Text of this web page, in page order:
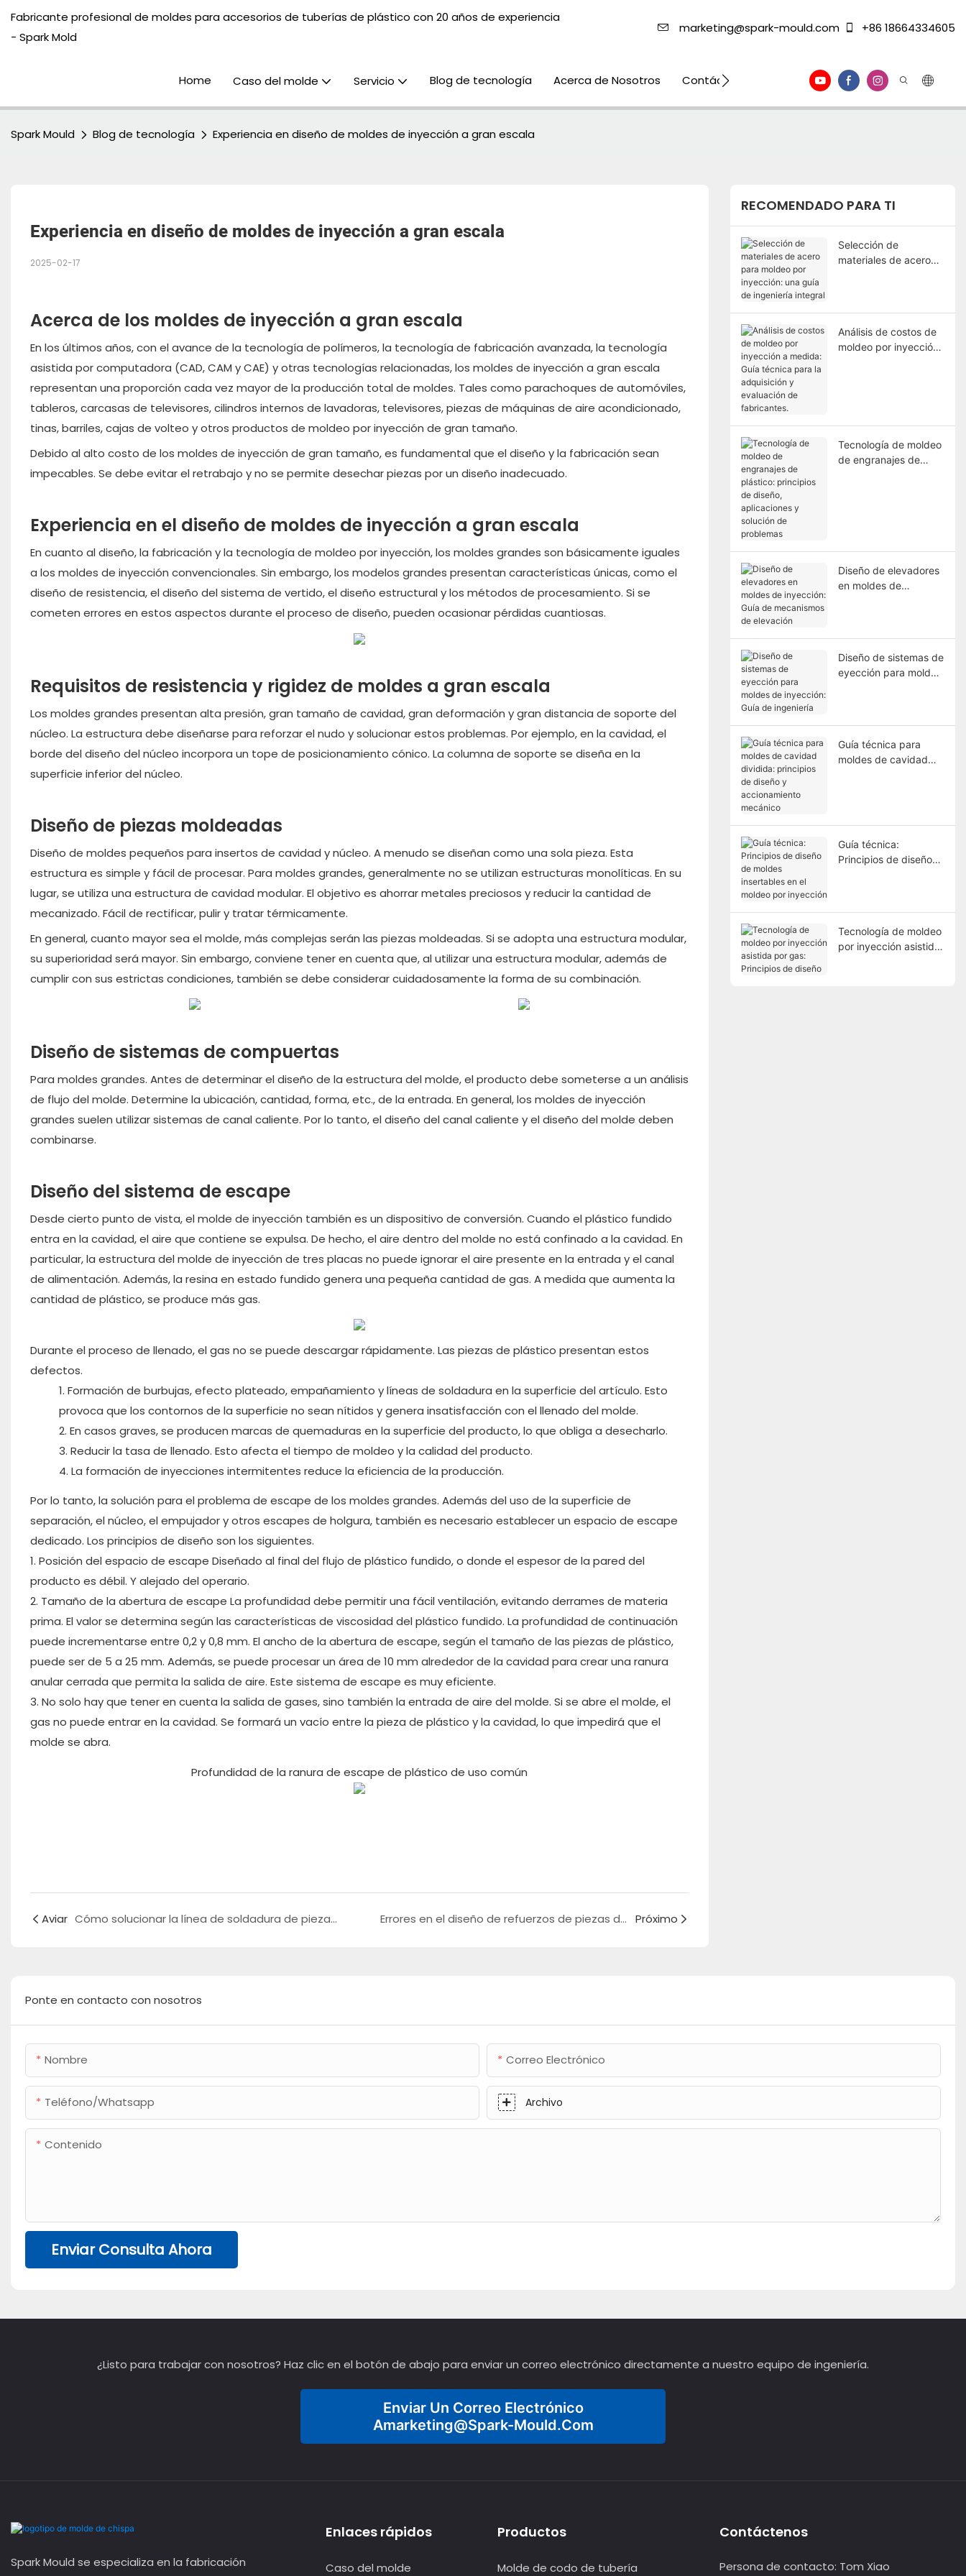
Fabricante profesional de moldes para accesorios de tuberías de plástico con 20 años de experiencia
- Spark Mold
marketing@spark-mould.com +86 18664334605
Home Caso del molde Servicio Blog de tecnología Acerca de Nosotros Contáctenos
Spark Mould Blog de tecnología Experiencia en diseño de moldes de inyección a gran escala
Experiencia en diseño de moldes de inyección a gran escala
2025-02-17
Acerca de los moldes de inyección a gran escala
En los últimos años, con el avance de la tecnología de polímeros, la tecnología de fabricación avanzada, la tecnología
asistida por computadora (CAD, CAM y CAE) y otras tecnologías relacionadas, los moldes de inyección a gran escala
representan una proporción cada vez mayor de la producción total de moldes. Tales como parachoques de automóviles,
tableros, carcasas de televisores, cilindros internos de lavadoras, televisores, piezas de máquinas de aire acondicionado,
tinas, barriles, cajas de volteo y otros productos de moldeo por inyección de gran tamaño.
Debido al alto costo de los moldes de inyección de gran tamaño, es fundamental que el diseño y la fabricación sean
impecables. Se debe evitar el retrabajo y no se permite desechar piezas por un diseño inadecuado.
Experiencia en el diseño de moldes de inyección a gran escala
En cuanto al diseño, la fabricación y la tecnología de moldeo por inyección, los moldes grandes son básicamente iguales
a los moldes de inyección convencionales. Sin embargo, los modelos grandes presentan características únicas, como el
diseño de resistencia, el diseño del sistema de vertido, el diseño estructural y los métodos de procesamiento. Si se
cometen errores en estos aspectos durante el proceso de diseño, pueden ocasionar pérdidas cuantiosas.
Requisitos de resistencia y rigidez de moldes a gran escala
Los moldes grandes presentan alta presión, gran tamaño de cavidad, gran deformación y gran distancia de soporte del
núcleo. La estructura debe diseñarse para reforzar el nudo y solucionar estos problemas. Por ejemplo, en la cavidad, el
borde del diseño del núcleo incorpora un tope de posicionamiento cónico. La columna de soporte se diseña en la
superficie inferior del núcleo.
Diseño de piezas moldeadas
Diseño de moldes pequeños para insertos de cavidad y núcleo. A menudo se diseñan como una sola pieza. Esta
estructura es simple y fácil de procesar. Para moldes grandes, generalmente no se utilizan estructuras monolíticas. En su
lugar, se utiliza una estructura de cavidad modular. El objetivo es ahorrar metales preciosos y reducir la cantidad de
mecanizado. Fácil de rectificar, pulir y tratar térmicamente.
En general, cuanto mayor sea el molde, más complejas serán las piezas moldeadas. Si se adopta una estructura modular,
su superioridad será mayor. Sin embargo, conviene tener en cuenta que, al utilizar una estructura modular, además de
cumplir con sus estrictas condiciones, también se debe considerar cuidadosamente la forma de su combinación.
Diseño de sistemas de compuertas
Para moldes grandes. Antes de determinar el diseño de la estructura del molde, el producto debe someterse a un análisis
de flujo del molde. Determine la ubicación, cantidad, forma, etc., de la entrada. En general, los moldes de inyección
grandes suelen utilizar sistemas de canal caliente. Por lo tanto, el diseño del canal caliente y el diseño del molde deben
combinarse.
Diseño del sistema de escape
Desde cierto punto de vista, el molde de inyección también es un dispositivo de conversión. Cuando el plástico fundido
entra en la cavidad, el aire que contiene se expulsa. De hecho, el aire dentro del molde no está confinado a la cavidad. En
particular, la estructura del molde de inyección de tres placas no puede ignorar el aire presente en la entrada y el canal
de alimentación. Además, la resina en estado fundido genera una pequeña cantidad de gas. A medida que aumenta la
cantidad de plástico, se produce más gas.
Durante el proceso de llenado, el gas no se puede descargar rápidamente. Las piezas de plástico presentan estos
defectos.
1. Formación de burbujas, efecto plateado, empañamiento y líneas de soldadura en la superficie del artículo. Esto
provoca que los contornos de la superficie no sean nítidos y genera insatisfacción con el llenado del molde.
2. En casos graves, se producen marcas de quemaduras en la superficie del producto, lo que obliga a desecharlo.
3. Reducir la tasa de llenado. Esto afecta el tiempo de moldeo y la calidad del producto.
4. La formación de inyecciones intermitentes reduce la eficiencia de la producción.
Por lo tanto, la solución para el problema de escape de los moldes grandes. Además del uso de la superficie de
separación, el núcleo, el empujador y otros escapes de holgura, también es necesario establecer un espacio de escape
dedicado. Los principios de diseño son los siguientes.
1. Posición del espacio de escape Diseñado al final del flujo de plástico fundido, o donde el espesor de la pared del
producto es débil. Y alejado del operario.
2. Tamaño de la abertura de escape La profundidad debe permitir una fácil ventilación, evitando derrames de materia
prima. El valor se determina según las características de viscosidad del plástico fundido. La profundidad de continuación
puede incrementarse entre 0,2 y 0,8 mm. El ancho de la abertura de escape, según el tamaño de las piezas de plástico,
puede ser de 5 a 25 mm. Además, se puede procesar un área de 10 mm alrededor de la cavidad para crear una ranura
anular cerrada que permita la salida de aire. Este sistema de escape es muy eficiente.
3. No solo hay que tener en cuenta la salida de gases, sino también la entrada de aire del molde. Si se abre el molde, el
gas no puede entrar en la cavidad. Se formará un vacío entre la pieza de plástico y la cavidad, lo que impedirá que el
molde se abra.
Profundidad de la ranura de escape de plástico de uso común
Aviar Cómo solucionar la línea de soldadura de piezas moldeadas por inyección Errores en el diseño de refuerzos de piezas de plástico Próximo
RECOMENDADO PARA TI
Selección de
materiales de acero
Análisis de costos de
moldeo por inyección
Tecnología de moldeo
de engranajes de
Diseño de elevadores
en moldes de
Diseño de sistemas de
eyección para moldes
Guía técnica para
moldes de cavidad
Guía técnica:
Principios de diseño
Tecnología de moldeo
por inyección asistida
Ponte en contacto con nosotros
Nombre Correo Electrónico
Teléfono/whatsapp Archivo
Contenido
Enviar Consulta Ahora
¿Listo para trabajar con nosotros? Haz clic en el botón de abajo para enviar un correo electrónico directamente a nuestro equipo de ingeniería.
Enviar Un Correo Electrónico
Amarketing@spark-Mould.com
Spark Mould se especializa en la fabricación
Enlaces rápidos
Caso del molde
Productos
Molde de codo de tubería
Contáctenos
Persona de contacto: Tom Xiao